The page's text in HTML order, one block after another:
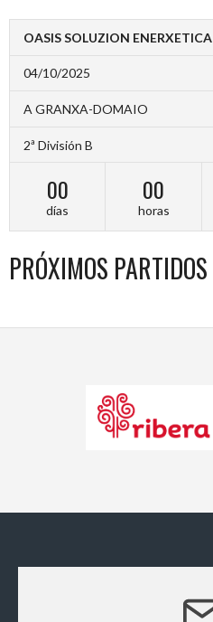
OASIS SOLUZION
04/10/2025
A GRANXA-DOMAIO
2ª División B
00
días
00
horas
PRÓXIMOS PARTIDOS